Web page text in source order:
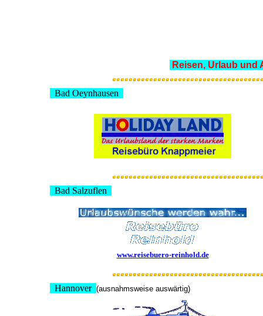
Reisen, Urlaub und
Bad Oeynhausen
Bad Salzuflen
www.reisebuero-reinhold.de
Hannover (ausnahmsweise auswärtig)